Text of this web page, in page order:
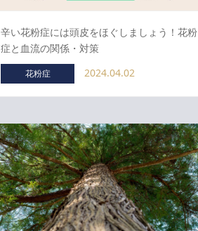
辛い花粉症には頭皮をほぐしましょう！花粉
症と血流の関係・対策
花粉症 2024.04.02